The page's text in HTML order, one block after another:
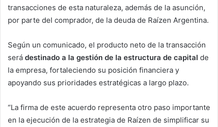
transacciones de esta naturaleza, además de la asunción,
por parte del comprador, de la deuda de Raízen Argentina.
Según un comunicado, el producto neto de la transacción
será destinado a la gestión de la estructura de capital de
la empresa, fortaleciendo su posición financiera y
apoyando sus prioridades estratégicas a largo plazo.
“La firma de este acuerdo representa otro paso importante
en la ejecución de la estrategia de Raízen de simplificar su